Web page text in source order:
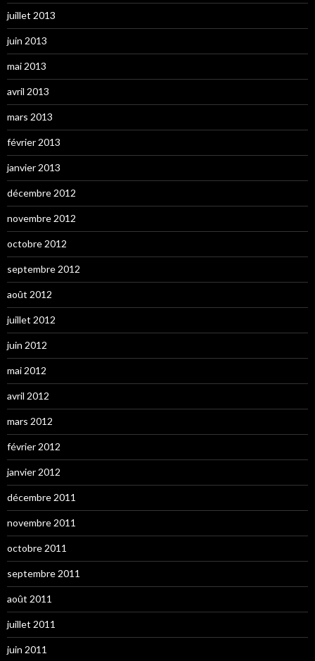
juillet 2013
juin 2013
mai 2013
avril 2013
mars 2013
février 2013
janvier 2013
décembre 2012
novembre 2012
octobre 2012
septembre 2012
août 2012
juillet 2012
juin 2012
mai 2012
avril 2012
mars 2012
février 2012
janvier 2012
décembre 2011
novembre 2011
octobre 2011
septembre 2011
août 2011
juillet 2011
juin 2011